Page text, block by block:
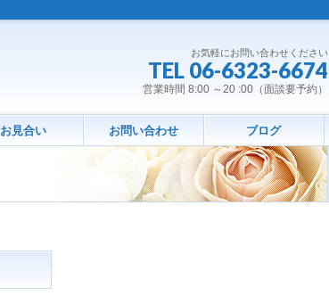
お気軽にお問い合わせください
TEL 06-6323-6674
営業時間 8:00 ～20 :00（面談要予約）
お見合い お問い合わせ ブログ